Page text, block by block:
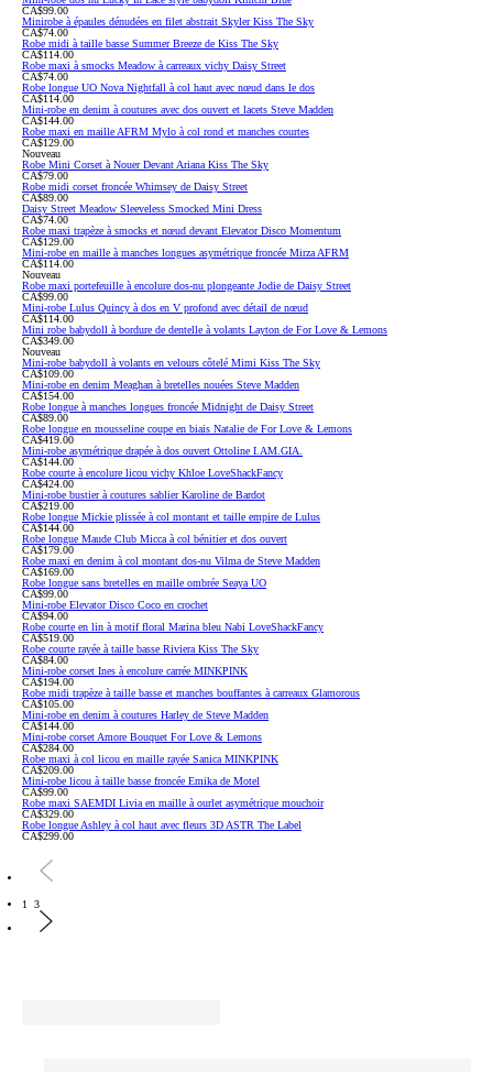
CA$99.00
Minirobe à épaules dénudées en filet abstrait Skyler Kiss The Sky
CA$74.00
Robe midi à taille basse Summer Breeze de Kiss The Sky
CA$114.00
Robe maxi à smocks Meadow à carreaux vichy Daisy Street
CA$74.00
Robe longue UO Nova Nightfall à col haut avec nœud dans le dos
CA$114.00
Mini-robe en denim à coutures avec dos ouvert et lacets Steve Madden
CA$144.00
Robe maxi en maille AFRM Mylo à col rond et manches courtes
CA$129.00
Nouveau
Robe Mini Corset à Nouer Devant Ariana Kiss The Sky
CA$79.00
Robe midi corset froncée Whimsey de Daisy Street
CA$89.00
Daisy Street Meadow Sleeveless Smocked Mini Dress
CA$74.00
Robe maxi trapèze à smocks et nœud devant Elevator Disco Momentum
CA$129.00
Mini-robe en maille à manches longues asymétrique froncée Mirza AFRM
CA$114.00
Nouveau
Robe maxi portefeuille à encolure dos-nu plongeante Jodie de Daisy Street
CA$99.00
Mini-robe Lulus Quincy à dos en V profond avec détail de nœud
CA$114.00
Mini robe babydoll à bordure de dentelle à volants Layton de For Love & Lemons
CA$349.00
Nouveau
Mini-robe babydoll à volants en velours côtelé Mimi Kiss The Sky
CA$109.00
Mini-robe en denim Meaghan à bretelles nouées Steve Madden
CA$154.00
Robe longue à manches longues froncée Midnight de Daisy Street
CA$89.00
Robe longue en mousseline coupe en biais Natalie de For Love & Lemons
CA$419.00
Mini-robe asymétrique drapée à dos ouvert Ottoline I.AM.GIA.
CA$144.00
Robe courte à encolure licou vichy Khloe LoveShackFancy
CA$424.00
Mini-robe bustier à coutures sablier Karoline de Bardot
CA$219.00
Robe longue Mickie plissée à col montant et taille empire de Lulus
CA$144.00
Robe longue Maude Club Micca à col bénitier et dos ouvert
CA$179.00
Robe maxi en denim à col montant dos-nu Vilma de Steve Madden
CA$169.00
Robe longue sans bretelles en maille ombrée Seaya UO
CA$99.00
Mini-robe Elevator Disco Coco en crochet
CA$94.00
Robe courte en lin à motif floral Marina bleu Nabi LoveShackFancy
CA$519.00
Robe courte rayée à taille basse Riviera Kiss The Sky
CA$84.00
Mini-robe corset Ines à encolure carrée MINKPINK
CA$194.00
Robe midi trapèze à taille basse et manches bouffantes à carreaux Glamorous
CA$105.00
Mini-robe en denim à coutures Harley de Steve Madden
CA$144.00
Mini-robe corset Amore Bouquet For Love & Lemons
CA$284.00
Robe maxi à col licou en maille rayée Sanica MINKPINK
CA$209.00
Mini-robe licou à taille basse froncée Emika de Motel
CA$99.00
Robe maxi SAEMDI Livia en maille à ourlet asymétrique mouchoir
CA$329.00
Robe longue Ashley à col haut avec fleurs 3D ASTR The Label
CA$299.00
1 3